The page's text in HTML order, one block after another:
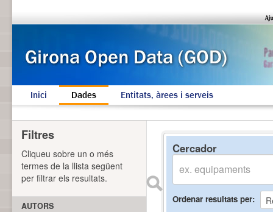
Inici Dades Entitats, àrees i serveis
Cercador
Ordenar resultats per
Filtres
Cliqueu sobre un o més
termes de la llista següent
per filtrar els resultats.
AUTORS